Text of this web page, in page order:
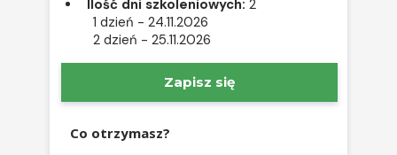
Ilość dni szkoleniowych: 2
1 dzień - 24.11.2026
2 dzień - 25.11.2026
Zapisz się
Co otrzymasz?